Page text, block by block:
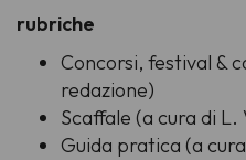
rubriche
Concorsi, festival &
redazione)
Scaffale (a cura di L.
Guida pratica (a